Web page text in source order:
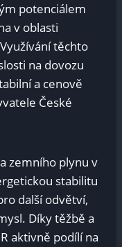
potenciálem
v oblasti
těchto
na dovozu
a cenově
České
zemního plynu v
stabilitu
další odvětví,
Díky těžbě a
aktivně podílí na